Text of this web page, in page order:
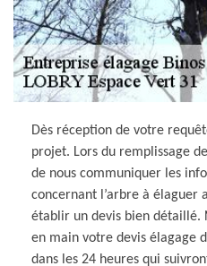
Dès réception de votre
projet. Lors du remplissage
de nous communiquer les
concernant l’arbre à élaguer
établir un devis bien détaillé.
en main votre devis élagage
dans les 24 heures qui